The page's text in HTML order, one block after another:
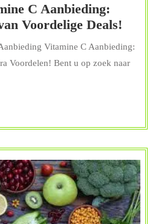
C Aanbieding:
Voordelige Deals!
C
Deals!
Vitamine C Aanbieding:
Voordelen! Bent u op zoek naar